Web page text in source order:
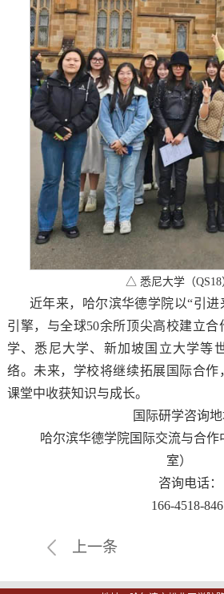
△ 悉尼大学（QS18
近年来，哈尔滨华德学院以“引进
引擎，与全球50余所顶尖高校建立
学、悉尼大学、新加坡国立大学等
络。未来，学校将继续拓展国际合
课堂中收获知识与成长。
国际研学咨询地
哈尔滨华德学院国际交流与合作
室）
咨询电话：
166-4518-
上一条